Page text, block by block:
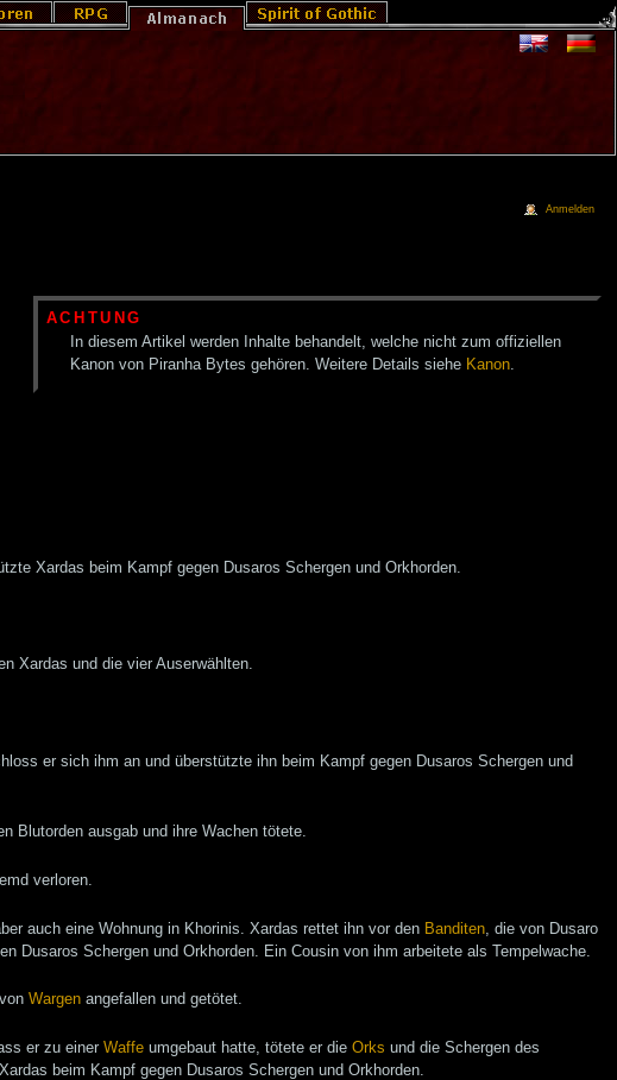
ACHTUNG
In diesem Artikel werden Inhalte behandelt, welche nicht zum offiziellen
Kanon von Piranha Bytes gehören. Weitere Details siehe Kanon.
Xardas beim Kampf gegen Dusaros Schergen und Orkhorden.
Xardas und die vier Auserwählten.
er sich ihm an und überstützte ihn beim Kampf gegen Dusaros Schergen und
Blutorden ausgab und ihre Wachen tötete.
verloren.
auch eine Wohnung in Khorinis. Xardas rettet ihn vor den Banditen , die von Dusaro
Dusaros Schergen und Orkhorden. Ein Cousin von ihm arbeitete als Tempelwache.
Wargen angefallen und getötet.
er zu einer Waffe umgebaut hatte, tötete er die Orks und die Schergen des
beim Kampf gegen Dusaros Schergen und Orkhorden.
Anmelden